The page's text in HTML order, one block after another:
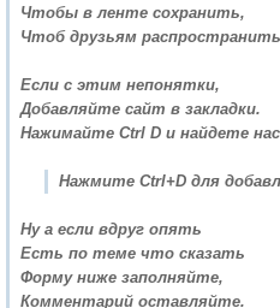
Чтобы в ленте сохранить,
Чтоб друзьям
Если с этим непонятки,
Добавляйте сайт в закладки.
Нажимайте Ctrl D и найдете
Нажмите Ctrl+D для
Ну а если вдруг опять
Есть по теме что сказать
Форму ниже заполняйте,
Комментарий оставляйте.